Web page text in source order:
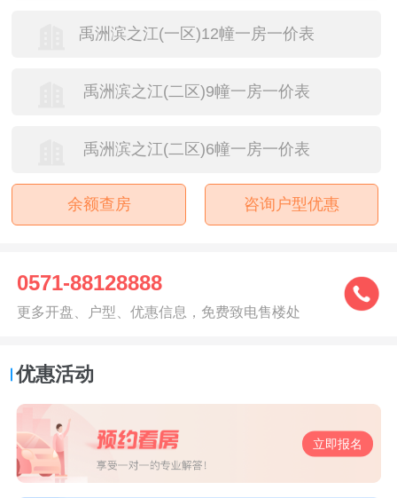
禹洲滨之江(一区)12幢一房一价表
禹洲滨之江(二区)9幢一房一价表
禹洲滨之江(二区)6幢一房一价表
余额查房 咨询户型优惠
0571-88128888
更多开盘、户型、优惠信息，免费致电售楼处
优惠活动
立即报名